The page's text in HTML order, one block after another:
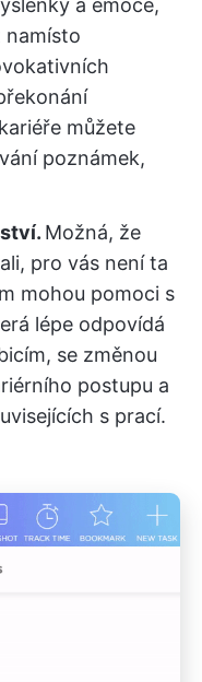
a emoce,
namísto
můžete
poznámek,
Možná, že
pro vás není ta
mohou pomoci s
lépe odpovídá
se změnou
postupu a
s prací.